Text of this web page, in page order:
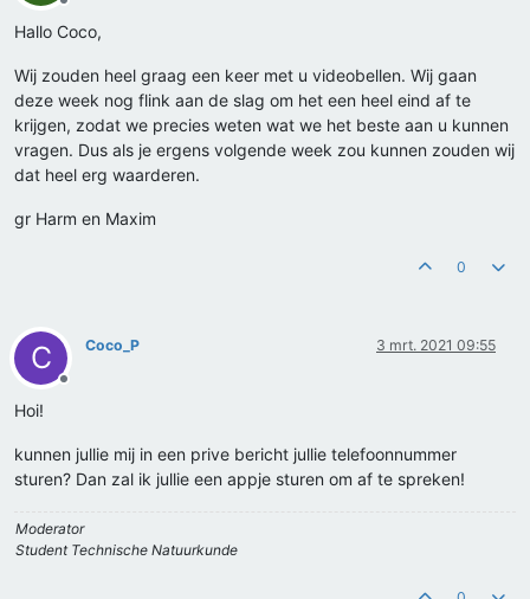
Offline
Hallo Coco,
Wij zouden heel graag een keer met u videobellen. Wij gaan
deze week nog flink aan de slag om het een heel eind af te
krijgen, zodat we precies weten wat we het beste aan u kunnen
vragen. Dus als je ergens volgende week zou kunnen zouden wij
dat heel erg waarderen.
gr Harm en Maxim
0
C
Offline
Coco_P 3 mrt. 2021 09:55
Hoi!
kunnen jullie mij in een prive bericht jullie telefoonnummer
sturen? Dan zal ik jullie een appje sturen om af te spreken!
Moderator
Student Technische Natuurkunde